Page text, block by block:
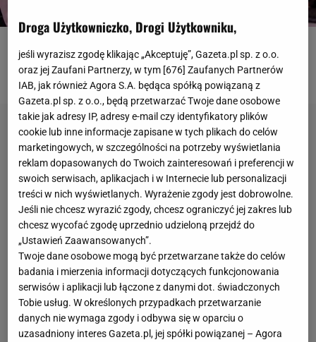
OTWÓRZ GALERIĘ(3)
Droga Użytkowniczko, Drogi Użytkowniku,
jeśli wyrazisz zgodę klikając „Akceptuję”, Gazeta.pl sp. z o.o.
oraz jej Zaufani Partnerzy, w tym [676] Zaufanych Partnerów
IAB, jak również Agora S.A. będąca spółką powiązaną z
Gazeta.pl sp. z o.o., będą przetwarzać Twoje dane osobowe
takie jak adresy IP, adresy e-mail czy identyfikatory plików
cookie lub inne informacje zapisane w tych plikach do celów
marketingowych, w szczególności na potrzeby wyświetlania
reklam dopasowanych do Twoich zainteresowań i preferencji w
swoich serwisach, aplikacjach i w Internecie lub personalizacji
treści w nich wyświetlanych. Wyrażenie zgody jest dobrowolne.
Jeśli nie chcesz wyrazić zgody, chcesz ograniczyć jej zakres lub
chcesz wycofać zgodę uprzednio udzieloną przejdź do
„Ustawień Zaawansowanych”.
Twoje dane osobowe mogą być przetwarzane także do celów
badania i mierzenia informacji dotyczących funkcjonowania
serwisów i aplikacji lub łączone z danymi dot. świadczonych
Tobie usług. W określonych przypadkach przetwarzanie
danych nie wymaga zgody i odbywa się w oparciu o
uzasadniony interes Gazeta.pl, jej spółki powiązanej – Agora